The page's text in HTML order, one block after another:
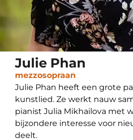
Julie Phan
mezzosopraan
Julie Phan heeft een grote
kunstlied. Ze werkt nauw
pianist Julia Mikhailova met
bijzondere interesse voor
deelt.